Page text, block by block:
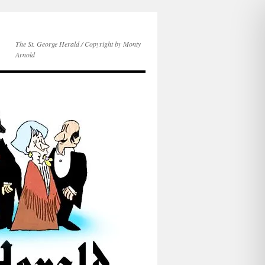
The St. George Herald / Copyright by Monty
Arnold